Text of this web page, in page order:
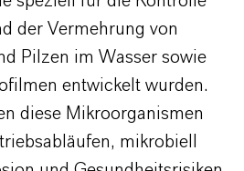
der Vermehrung von
Pilzen im Wasser sowie
entwickelt wurden.
diese Mikroorganismen
mikrobiell